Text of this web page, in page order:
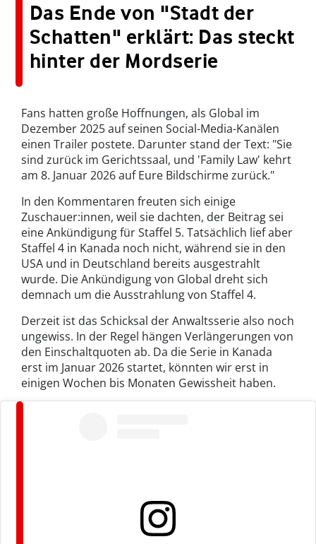
Das Ende von "Stadt der
Schatten" erklärt: Das steckt
hinter der Mordserie
Fans hatten große Hoffnungen, als Global im
Dezember 2025 auf seinen Social-Media-Kanälen
einen Trailer postete. Darunter stand der Text: "Sie
sind zurück im Gerichtssaal, und 'Family Law' kehrt
am 8. Januar 2026 auf Eure Bildschirme zurück."
In den Kommentaren freuten sich einige
Zuschauer:innen, weil sie dachten, der Beitrag sei
eine Ankündigung für Staffel 5. Tatsächlich lief aber
Staffel 4 in Kanada noch nicht, während sie in den
USA und in Deutschland bereits ausgestrahlt
wurde. Die Ankündigung von Global dreht sich
demnach um die Ausstrahlung von Staffel 4.
Derzeit ist das Schicksal der Anwaltsserie also noch
ungewiss. In der Regel hängen Verlängerungen von
den Einschaltquoten ab. Da die Serie in Kanada
erst im Januar 2026 startet, könnten wir erst in
einigen Wochen bis Monaten Gewissheit haben.